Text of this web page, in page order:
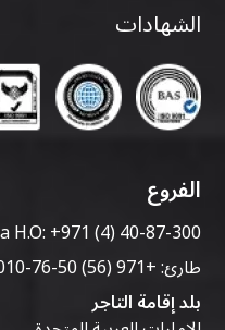
الشهادات
الفروع
H.O:+971 (4) 40-87-300
طارئ:+971 (56) 50-76-010
بلد إقامة التاجر